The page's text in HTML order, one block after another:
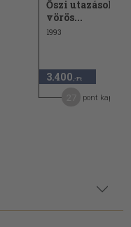
Őszi utazások a
vörös...
1993
3.400 ,-Ft
pont kapható